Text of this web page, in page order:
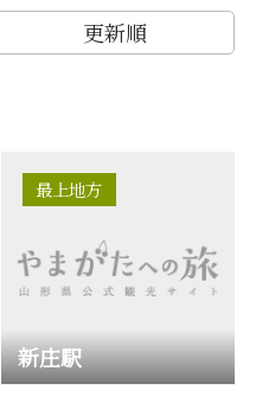
更新順
新庄駅
最上地方